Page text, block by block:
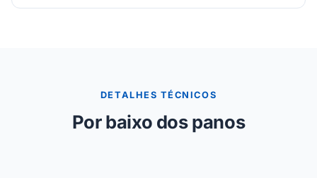
DETALHES TÉCNICOS
Por baixo dos panos